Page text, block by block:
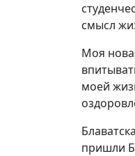
смысл
Моя
моей
пришли